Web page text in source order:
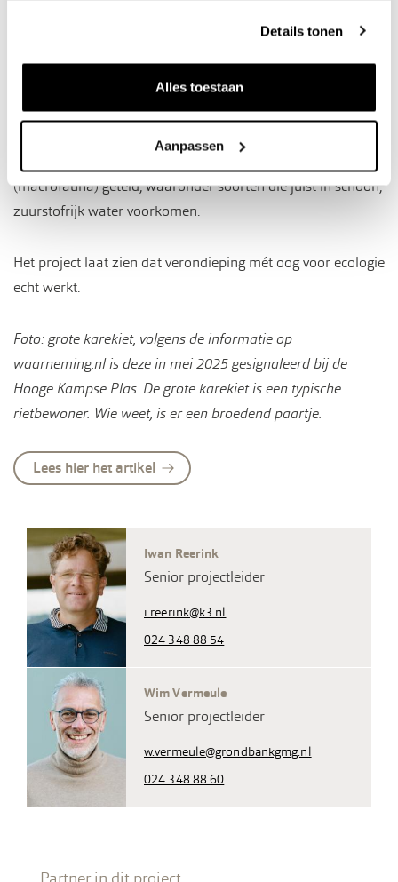
Details tonen
Alles toestaan
Aanpassen
ontwikkelt tot een gezond, ondiep en plantenrijk
ecosysteem. Er zijn opvallend veel soorten aangetroffen die
kenmerkend zijn voor dit type water, waaronder smalle
waterpest, haarfonteinkruid en zittende zannichelia. Ook
vissoorten als bittervoorn, pos en zelfs grote alen zijn
(macrofauna) geteld, waaronder soorten die juist in schoon,
zuurstofrijk water voorkomen.
Het project laat zien dat verondieping mét oog voor ecologie
echt werkt.
Foto: grote karekiet, volgens de informatie op
waarneming.nl is deze in mei 2025 gesignaleerd bij de
Hooge Kampse Plas. De grote karekiet is een typische
rietbewoner. Wie weet, is er een broedend paartje.
Lees hier het artikel
Iwan Reerink
Senior projectleider
i.reerink@k3.nl
024 348 88 54
Wim Vermeule
Senior projectleider
w.vermeule@grondbankgmg.nl
024 348 88 60